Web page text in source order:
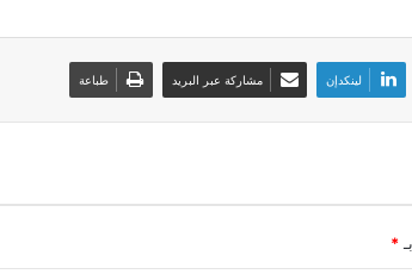
لينكدإن مشاركة عبر البريد طباعة
*